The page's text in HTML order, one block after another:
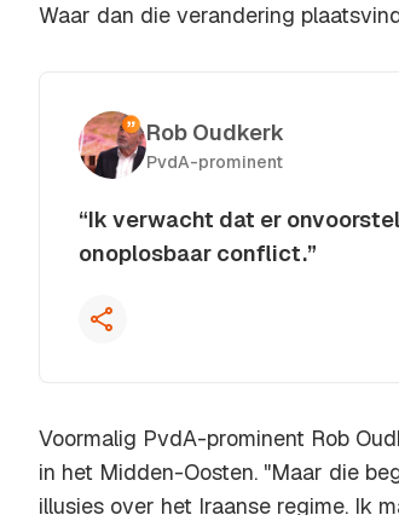
Waar dan die verandering
Rob Oudkerk
PvdA-prominent
“Ik verwacht dat er
onoplosbaar conflict.”
Kopieer quote
Voormalig PvdA-prominent Rob
in het Midden-Oosten. "Maar die
illusies over het Iraanse regime. Ik